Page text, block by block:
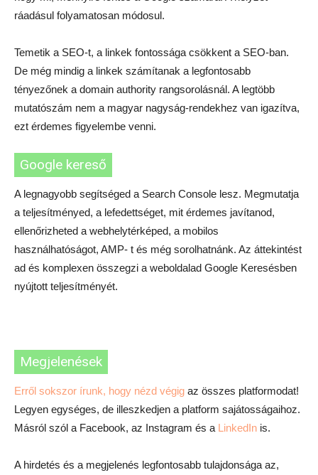
ráadásul folyamatosan módosul.
Temetik a SEO-t, a linkek fontossága csökkent a SEO-ban.
De még mindig a linkek számítanak a legfontosabb
tényezőnek a domain authority rangsorolásnál. A legtöbb
mutatószám nem a magyar nagyság-rendekhez van igazítva,
ezt érdemes figyelembe venni.
Google kereső
A legnagyobb segítséged a Search Console lesz. Megmutatja
a teljesítményed, a lefedettséget, mit érdemes javítanod,
ellenőrizheted a webhelytérképed, a mobilos
használhatóságot, AMP- t és még sorolhatnánk. Az áttekintést
ad és komplexen összegzi a weboldalad Google Keresésben
nyújtott teljesítményét.
Megjelenések
Erről sokszor írunk, hogy nézd végig az összes platformodat!
Legyen egységes, de illeszkedjen a platform sajátosságaihoz.
Másról szól a Facebook, az Instagram és a LinkedIn is.
A hirdetés és a megjelenés legfontosabb tulajdonsága az,